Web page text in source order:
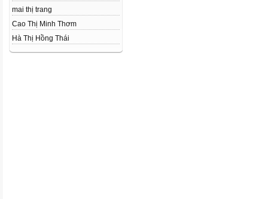
mai thị trang
Cao Thị Minh Thơm
Hà Thị Hồng Thái